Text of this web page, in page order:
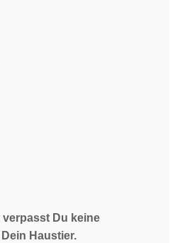
verpasst Du keine
Haustier.